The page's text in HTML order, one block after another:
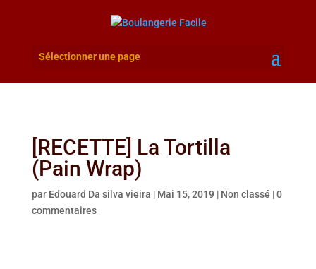
Sélectionner une page
[RECETTE] La Tortilla
(Pain Wrap)
par Edouard Da silva vieira | Mai 15, 2019 | Non classé |0
commentaires